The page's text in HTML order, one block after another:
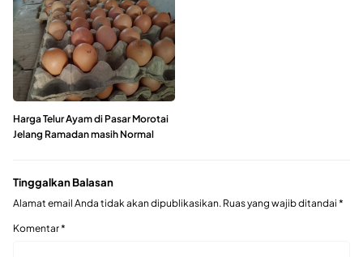
Harga Telur Ayam di Pasar Morotai
Jelang Ramadan masih Normal
Tinggalkan Balasan
Alamat email Anda tidak akan dipublikasikan. Ruas yang wajib ditandai *
Komentar*